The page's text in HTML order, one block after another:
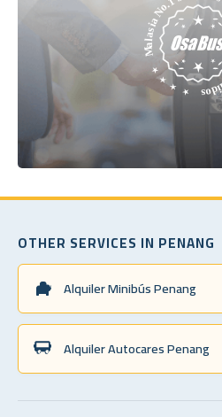
OTHER SERVICES IN PENANG
Alquiler Minibús Penang
Alquiler Autocares Penang